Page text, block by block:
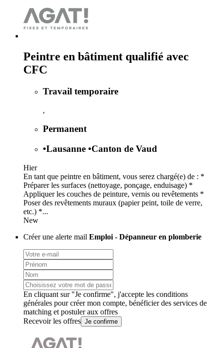
Peintre en bâtiment qualifié avec
CFC
Travail temporaire
,
Permanent
•Lausanne •Canton de Vaud
Hier
En tant que peintre en bâtiment, vous serez chargé(e) de : *
Préparer les surfaces (nettoyage, ponçage, enduisage) *
Appliquer les couches de peinture, vernis ou revêtements *
Poser des revêtements muraux (papier peint, toile de verre,
etc.) *...
New
Créer une alerte mail Emploi - Dépanneur en plomberie
En cliquant sur "Je confirme", j'accepte les conditions
générales pour créer mon compte, bénéficier des services de
matching et postuler aux offres
Recevoir les offres Je confirme